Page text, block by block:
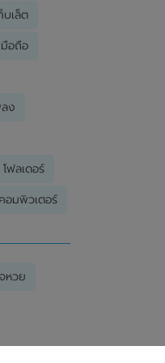
บเล็ต
อถือ
ง
โฟลเดอร์
อมพิวเตอร์
หวย